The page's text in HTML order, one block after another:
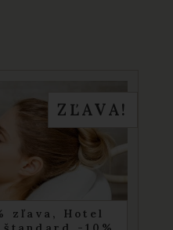
ZĽAVA!
zľava, Hotel